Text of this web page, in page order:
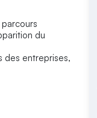
du
des entreprises,